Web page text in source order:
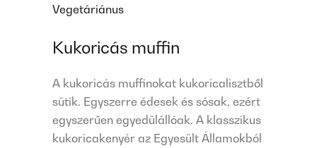
Vegetáriánus
Kukoricás muffin
A kukoricás muffinokat kukoricalisztből
sütik. Egyszerre édesek és sósak, ezért
egyszerűen egyedülállóak. A klasszikus
kukoricakenyér az Egyesült Államokból